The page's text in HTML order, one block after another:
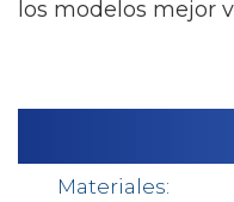
los modelos mejor
Materiales: